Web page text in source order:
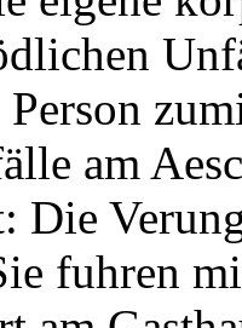
am
Die
fuhren